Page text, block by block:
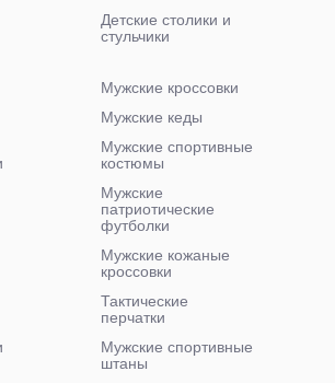
Детские столики и
стульчики
Мужские кроссовки
Мужские кеды
Мужские спортивные
костюмы
Мужские
патриотические
футболки
Мужские кожаные
кроссовки
Тактические
перчатки
Мужские спортивные
штаны